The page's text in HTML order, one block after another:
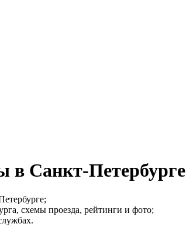
в Санкт-Петербурге
схемы проезда, рейтинги и фото;